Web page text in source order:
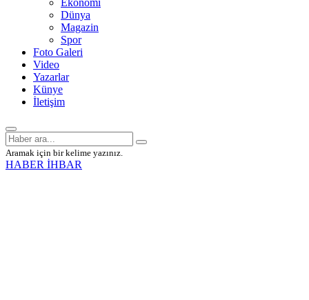
Ekonomi
Dünya
Magazin
Spor
Foto Galeri
Video
Yazarlar
Künye
İletişim
Aramak için bir kelime yazınız.
HABER İHBAR